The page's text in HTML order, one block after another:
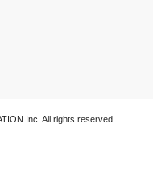
Inc. All rights reserved.